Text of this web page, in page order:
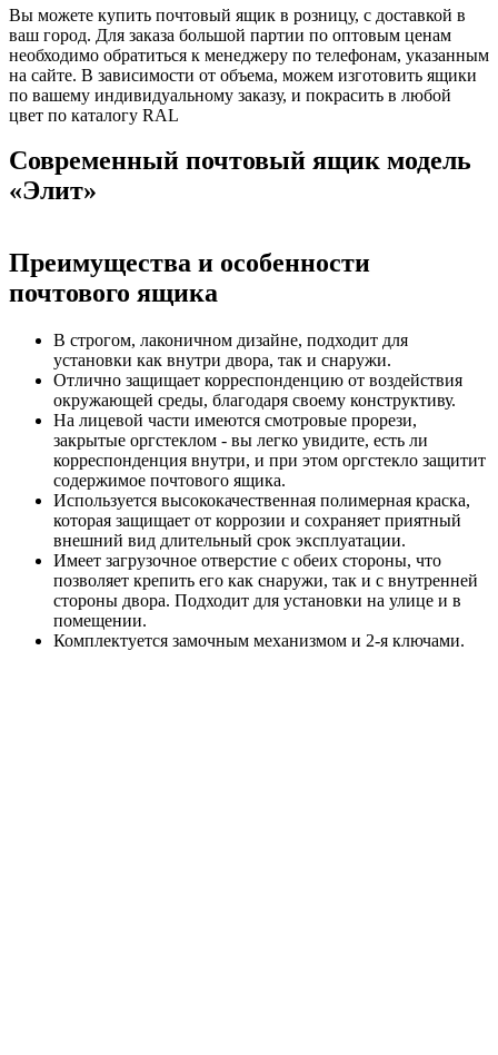
Вы можете купить почтовый ящик в розницу, с доставкой в
ваш город. Для заказа большой партии по оптовым ценам
необходимо обратиться к менеджеру по телефонам, указанным
на сайте. В зависимости от объема, можем изготовить ящики
по вашему индивидуальному заказу, и покрасить в любой
цвет по каталогу RAL
Современный почтовый ящик модель
«Элит»
Преимущества и особенности
почтового ящика
В строгом, лаконичном дизайне, подходит для
установки как внутри двора, так и снаружи.
Отлично защищает корреспонденцию от воздействия
окружающей среды, благодаря своему конструктиву.
На лицевой части имеются смотровые прорези,
закрытые оргстеклом - вы легко увидите, есть ли
корреспонденция внутри, и при этом оргстекло защитит
содержимое почтового ящика.
Используется высококачественная полимерная краска,
которая защищает от коррозии и сохраняет приятный
внешний вид длительный срок эксплуатации.
Имеет загрузочное отверстие с обеих стороны, что
позволяет крепить его как снаружи, так и с внутренней
стороны двора. Подходит для установки на улице и в
помещении.
Комплектуется замочным механизмом и 2-я ключами.